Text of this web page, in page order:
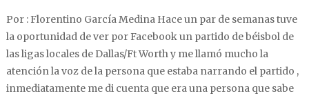
Por : Florentino García Medina Hace un par de semanas tuve
la oportunidad de ver por Facebook un partido de béisbol de
las ligas locales de Dallas/Ft Worth y me llamó mucho la
atención la voz de la persona que estaba narrando el partido ,
inmediatamente me di cuenta que era una persona que sabe